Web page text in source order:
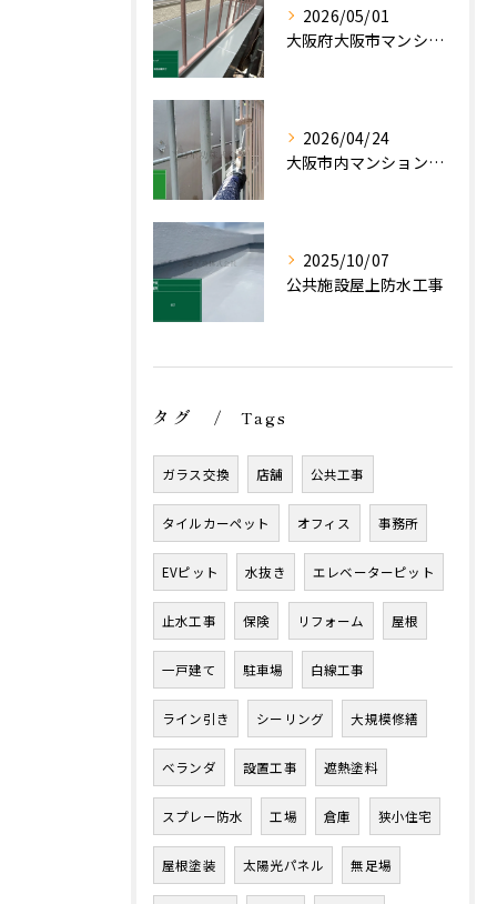
2026/05/01
大阪府大阪市マンション ベランダ補修工事
2026/04/24
大阪市内マンション ベランダ手摺塗装工事
2025/10/07
公共施設屋上防水工事
タグ Tags
ガラス交換 店舗 公共工事
タイルカーペット オフィス 事務所
EVピット 水抜き エレベーターピット
止水工事 保険 リフォーム 屋根
一戸建て 駐車場 白線工事
ライン引き シーリング 大規模修繕
ベランダ 設置工事 遮熱塗料
スプレー防水 工場 倉庫 狭小住宅
屋根塗装 太陽光パネル 無足場